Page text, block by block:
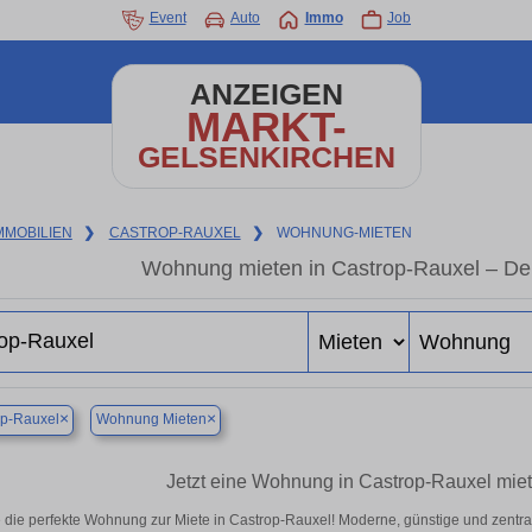
Event Auto Immo Job
ANZEIGEN
MARKT-
GELSENKIRCHEN
❯ CASTROP-RAUXEL ❯ WOHNUNG-MIETEN
Wohnung mieten in Castrop-Rauxel –
Rauxel × Wohnung Mieten×
Jetzt eine Wohnung in Castrop-Rauxel
die perfekte Wohnung zur Miete in Castrop-Rauxel! Moderne, günstige und